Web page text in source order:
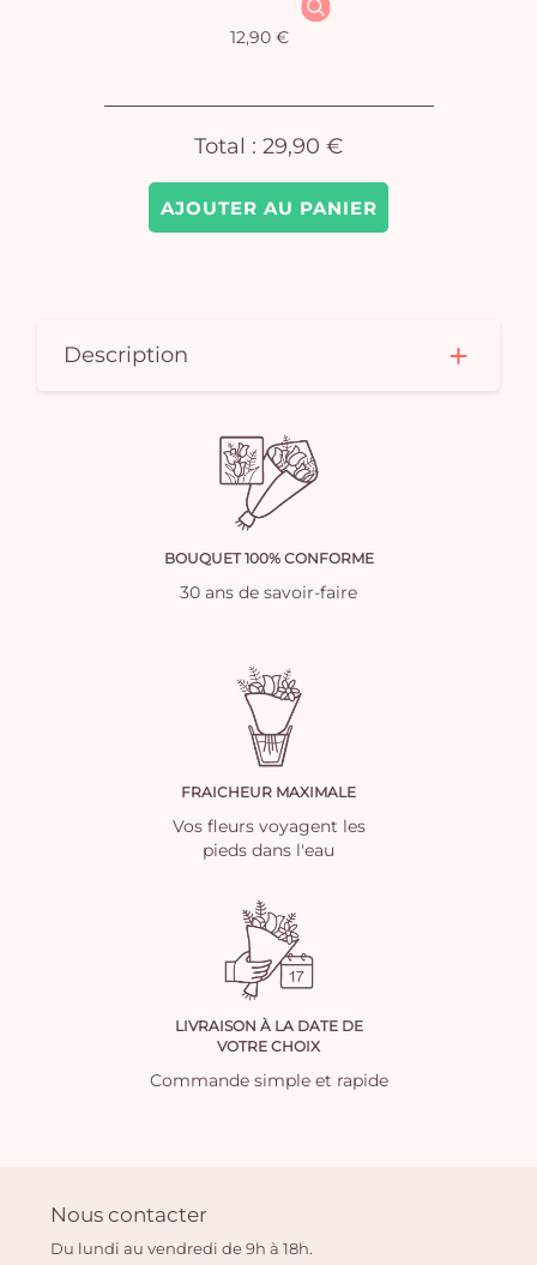
AJOUTER AU PANIER
12,90 €
Total : 29,90 €
Description
BOUQUET 100% CONFORME
30 ans de savoir-faire
FRAICHEUR MAXIMALE
Vos fleurs voyagent les
pieds dans l'eau
LIVRAISON À LA DATE DE
VOTRE CHOIX
Commande simple et rapide
Nous contacter
Du lundi au vendredi de 9h à 18h.